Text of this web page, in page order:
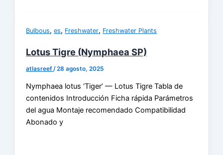
Bulbous,es, Freshwater, Freshwater Plants
Lotus Tigre (Nymphaea SP)
atlasreef /28 agosto, 2025
Nymphaea lotus ‘Tiger’ — Lotus Tigre Tabla de
contenidos Introducción Ficha rápida Parámetros
del agua Montaje recomendado Compatibilidad
Abonado y